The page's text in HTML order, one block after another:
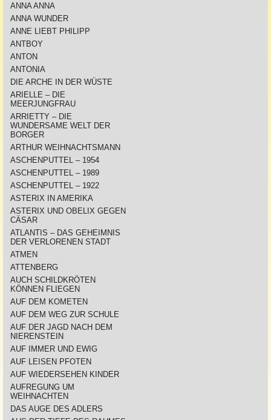
ANNA ANNA
ANNA WUNDER
ANNE LIEBT PHILIPP
ANTBOY
ANTON
ANTONIA
DIE ARCHE IN DER WÜSTE
ARIELLE – DIE
MEERJUNGFRAU
ARRIETTY – DIE
WUNDERSAME WELT DER
BORGER
ARTHUR WEIHNACHTSMANN
ASCHENPUTTEL – 1954
ASCHENPUTTEL – 1989
ASCHENPUTTEL – 1922
ASTERIX IN AMERIKA
ASTERIX UND OBELIX GEGEN
CÄSAR
ATLANTIS – DAS GEHEIMNIS
DER VERLORENEN STADT
ATMEN
ATTENBERG
AUCH SCHILDKRÖTEN
KÖNNEN FLIEGEN
AUF DEM KOMETEN
AUF DEM WEG ZUR SCHULE
AUF DER JAGD NACH DEM
NIERENSTEIN
AUF IMMER UND EWIG
AUF LEISEN PFOTEN
AUF WIEDERSEHEN KINDER
AUFREGUNG UM
WEIHNACHTEN
DAS AUGE DES ADLERS